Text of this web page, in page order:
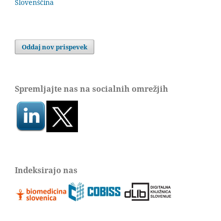
Slovenščina
Oddaj nov prispevek
Spremljajte nas na socialnih omrežjih
Indeksirajo nas